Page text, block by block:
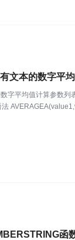
文本的数字平
字平均值计算参数
函